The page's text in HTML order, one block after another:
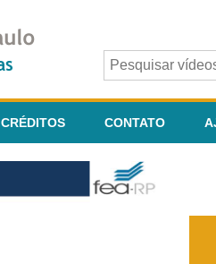
CRÉDITOS CONTATO